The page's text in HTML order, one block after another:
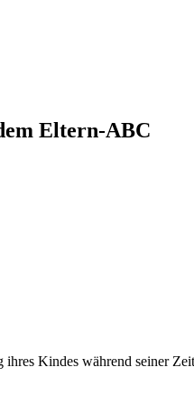
Eltern-ABC
Kindes während seiner